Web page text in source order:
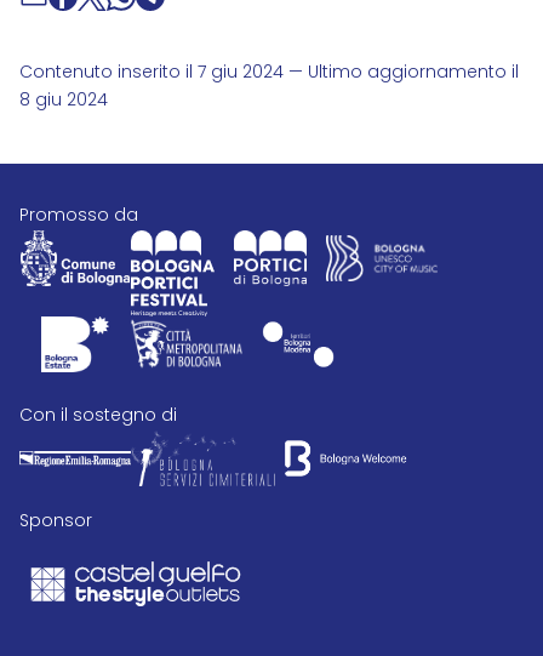
Contenuto inserito il 7 giu 2024 — Ultimo aggiornamento il
8 giu 2024
promosso da
con il sostegno di
Sponsor